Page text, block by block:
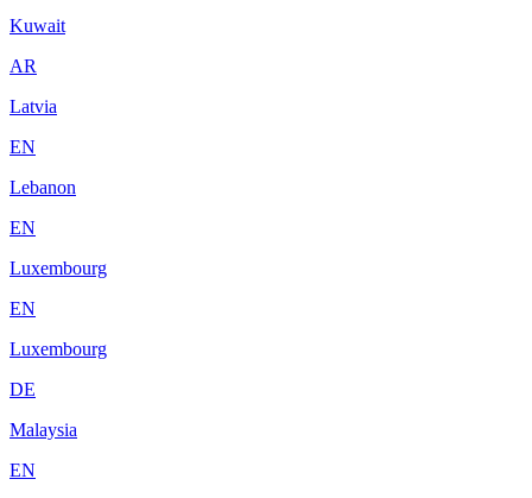
Kuwait
AR
Latvia
EN
Lebanon
EN
Luxembourg
EN
Luxembourg
DE
Malaysia
EN